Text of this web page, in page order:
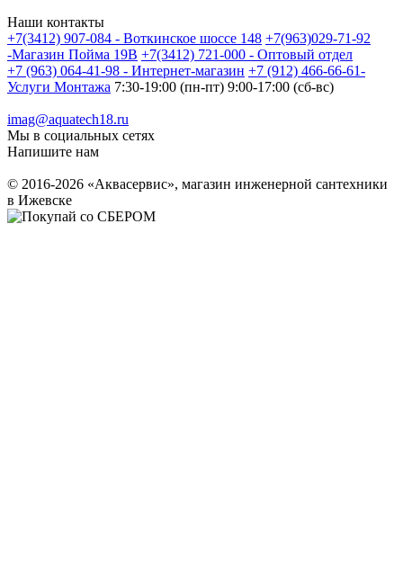
Наши контакты
+7(3412) 907-084 - Воткинское шоссе 148 +7(963)029-71-92
-Магазин Пойма 19В +7(3412) 721-000 - Оптовый отдел
+7 (963) 064-41-98 - Интернет-магазин +7 (912) 466-66-61-
Услуги Монтажа 7:30-19:00 (пн-пт) 9:00-17:00 (сб-вс)
imag@aquatech18.ru
Мы в социальных сетях
Напишите нам
© 2016-2026 «Аквасервис», магазин инженерной сантехники
в Ижевске